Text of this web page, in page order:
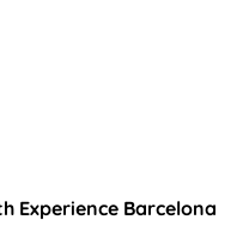
Experience Barcelona